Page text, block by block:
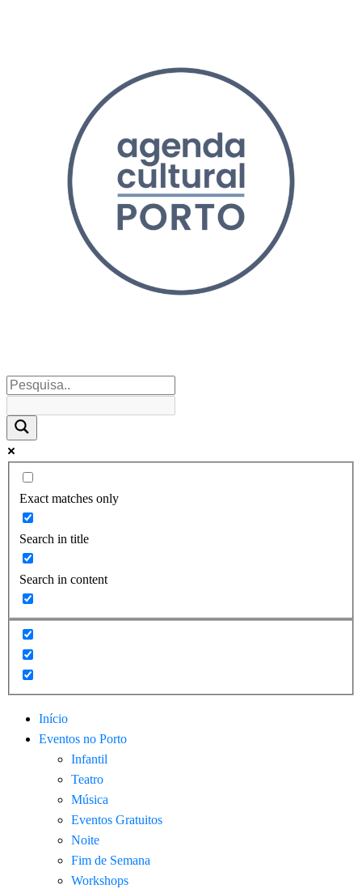
Exact matches only
Search in title
Search in content
Início
Eventos no Porto
Infantil
Teatro
Música
Eventos Gratuitos
Noite
Fim de Semana
Workshops